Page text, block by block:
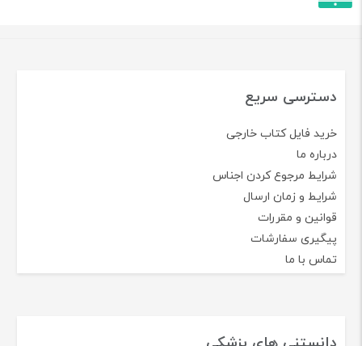
ارسـال به سراسر
بیش از ۱۰ سال سابقه فروش کتاب‌ های تخصصی پزشکی
پشتیبانی قبل و بعد خرید